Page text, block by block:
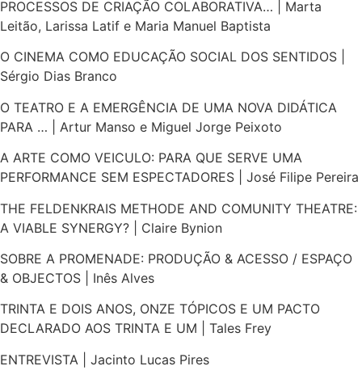
PROCESSOS DE CRIAÇÃO COLABORATIVA… | Marta
Leitão, Larissa Latif e Maria Manuel Baptista
O CINEMA COMO EDUCAÇÃO SOCIAL DOS SENTIDOS |
Sérgio Dias Branco
O TEATRO E A EMERGÊNCIA DE UMA NOVA DIDÁTICA
PARA … | Artur Manso e Miguel Jorge Peixoto
A ARTE COMO VEICULO: PARA QUE SERVE UMA
PERFORMANCE SEM ESPECTADORES | José Filipe Pereira
THE FELDENKRAIS METHODE AND COMUNITY THEATRE:
A VIABLE SYNERGY? | Claire Bynion
SOBRE A PROMENADE: PRODUÇÃO & ACESSO / ESPAÇO
& OBJECTOS | Inês Alves
TRINTA E DOIS ANOS, ONZE TÓPICOS E UM PACTO
DECLARADO AOS TRINTA E UM | Tales Frey
ENTREVISTA | Jacinto Lucas Pires